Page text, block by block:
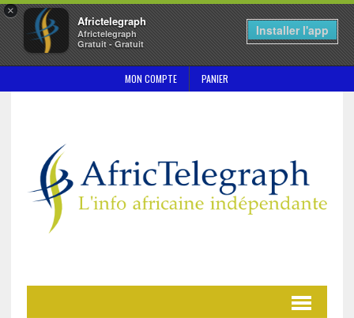
×
Africtelegraph
Africtelegraph
Gratuit - Gratuit
Installer l'app
MON COMPTE PANIER